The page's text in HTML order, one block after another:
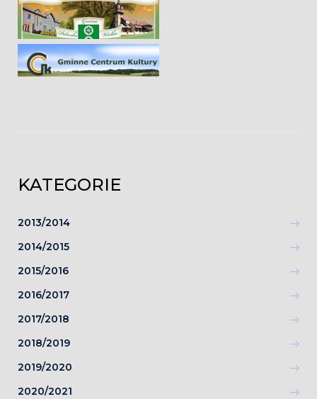
KATEGORIE
2013/2014
2014/2015
2015/2016
2016/2017
2017/2018
2018/2019
2019/2020
2020/2021